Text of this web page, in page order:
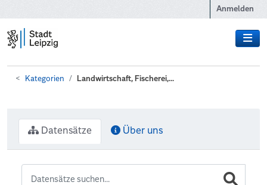
Anmelden
Kategorien Landwirtschaft, Fischerei,...
Datensätze Über uns